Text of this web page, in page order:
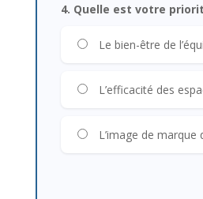
4. Quelle est votre
Le bien-être de
L’efficacité des
L’image de marque